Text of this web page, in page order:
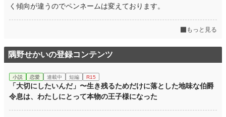
く傾向が違うのでペンネームは変えております。
もっと見る
隅野せかいの登録コンテンツ
小説 恋愛 連載中 短編 R15
「大切にしたいんだ」〜生き残るためだけに落とした地味な伯爵
令息は、わたしにとって本物の王子様になった